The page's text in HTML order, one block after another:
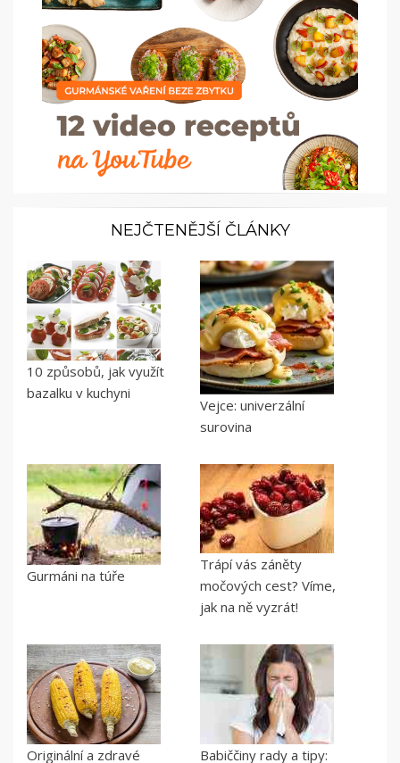
NEJČTENĚJŠÍ ČLÁNKY
10 způsobů, jak využít
bazalku v kuchyni
Vejce: univerzální
surovina
Gurmáni na túře
Trápí vás záněty
močových cest? Víme,
jak na ně vyzrát!
Originální a zdravé
Babiččiny rady a tipy: